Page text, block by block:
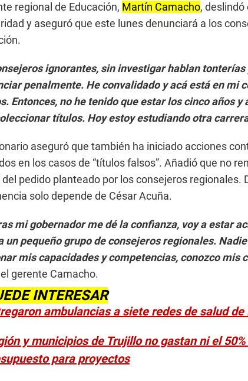
regional de Educación, Martín Camacho,
y aseguró que este lunes denunciará a los
ignorantes, sin investigar hablan tonterías
penalmente. He convalidado y acá está en mi
Entonces, no he tenido que estar los cinco años y
títulos. Hoy estoy estudiando otra
aseguró que también ha iniciado acciones
en los casos de “títulos falsos”. Añadió que no
del pedido planteado por los consejeros regionales.
solo depende de César Acuña.
mi gobernador me dé la confianza, voy a estar
un pequeño grupo de consejeros regionales.
mis capacidades y competencias, conozco mis
gerente Camacho.
INTERESAR
ambulancias a siete redes de salud
y municipios de Trujillo no gastan ni el
para proyectos